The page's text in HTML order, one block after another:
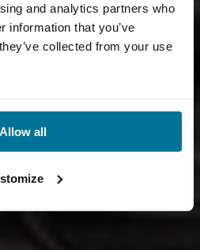
and analytics partners who
information that you’ve
collected from your use
Allow all